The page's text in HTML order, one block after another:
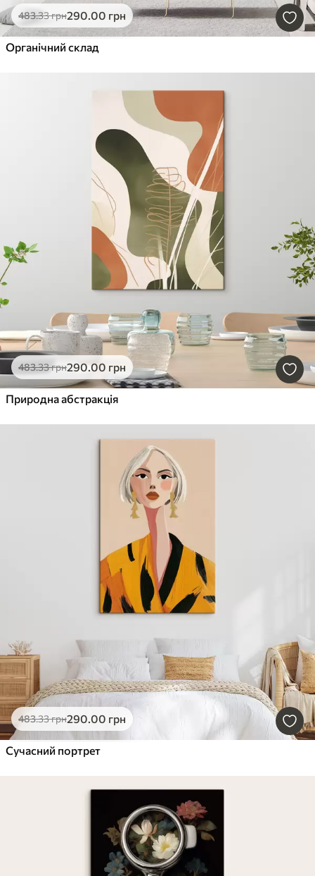
483.33грн290.00 грн
Органічний склад
483.33грн290.00 грн
Природна абстракція
483.33грн290.00 грн
Сучасний портрет